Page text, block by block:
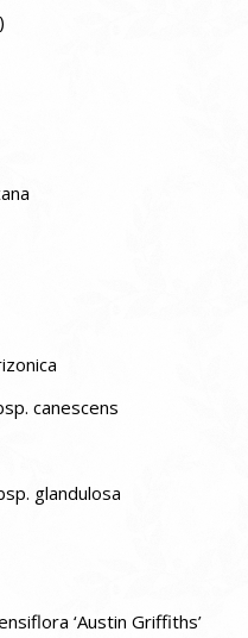
canescens
glandulosa
‘Austin Griffiths’